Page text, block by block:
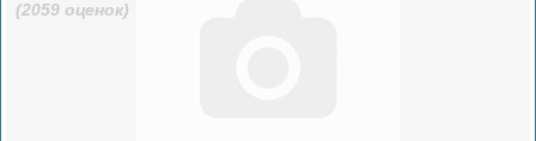
(2059 оценок)